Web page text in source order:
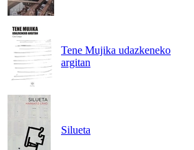
Tene Mujika udazkeneko
argitan
Silueta